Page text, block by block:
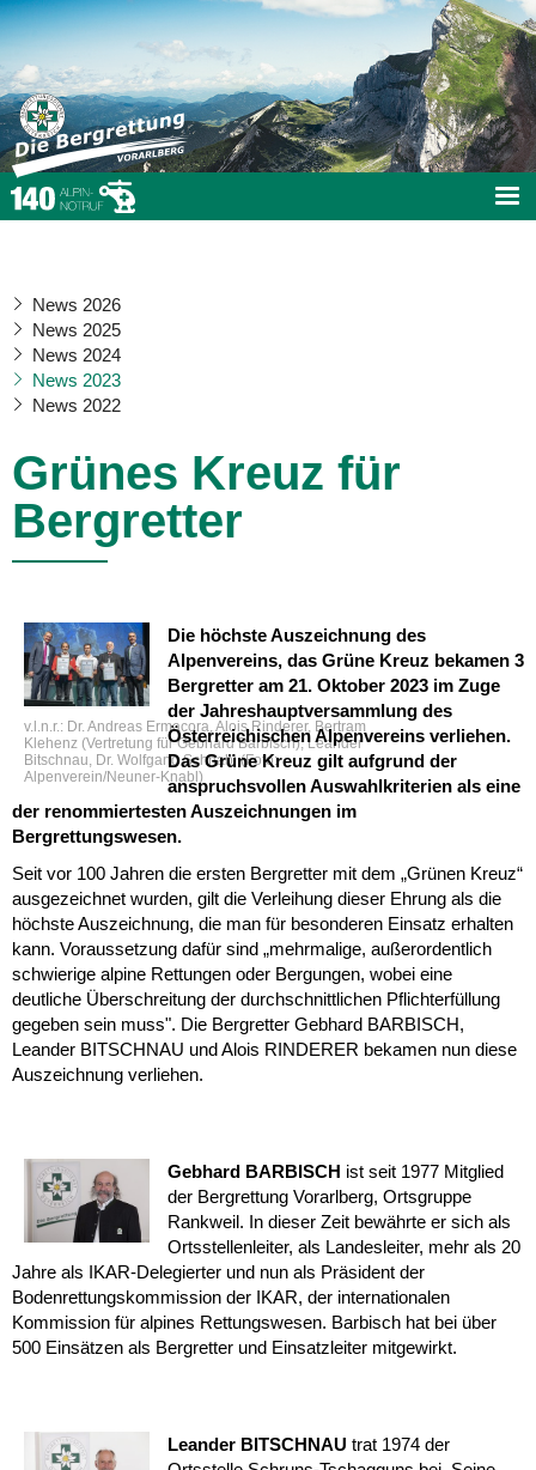
News 2026
News 2025
News 2024
News 2023
News 2022
Grünes Kreuz für
Bergretter
v.l.n.r.: Dr. Andreas Ermacora, Alois Rinderer, Bertram
Klehenz (Vertretung für Gebhard Barbisch), Leander
Bitschnau, Dr. Wolfgang Schnabl (Foto:
Alpenverein/Neuner-Knabl)
Die höchste Auszeichnung des
Alpenvereins, das Grüne Kreuz bekamen 3
Bergretter am 21. Oktober 2023 im Zuge
der Jahreshauptversammlung des
Österreichischen Alpenvereins verliehen.
Das Grüne Kreuz gilt aufgrund der
anspruchsvollen Auswahlkriterien als eine
der renommiertesten Auszeichnungen im
Bergrettungswesen.
Seit vor 100 Jahren die ersten Bergretter mit dem „Grünen Kreuz“
ausgezeichnet wurden, gilt die Verleihung dieser Ehrung als die
höchste Auszeichnung, die man für besonderen Einsatz erhalten
kann. Voraussetzung dafür sind „mehrmalige, außerordentlich
schwierige alpine Rettungen oder Bergungen, wobei eine
deutliche Überschreitung der durchschnittlichen Pflichterfüllung
gegeben sein muss". Die Bergretter Gebhard BARBISCH,
Leander BITSCHNAU und Alois RINDERER bekamen nun diese
Auszeichnung verliehen.
Gebhard BARBISCH ist seit 1977 Mitglied
der Bergrettung Vorarlberg, Ortsgruppe
Rankweil. In dieser Zeit bewährte er sich als
Ortsstellenleiter, als Landesleiter, mehr als 20
Jahre als IKAR-Delegierter und nun als Präsident der
Bodenrettungskommission der IKAR, der internationalen
Kommission für alpines Rettungswesen. Barbisch hat bei über
500 Einsätzen als Bergretter und Einsatzleiter mitgewirkt.
Leander BITSCHNAU trat 1974 der